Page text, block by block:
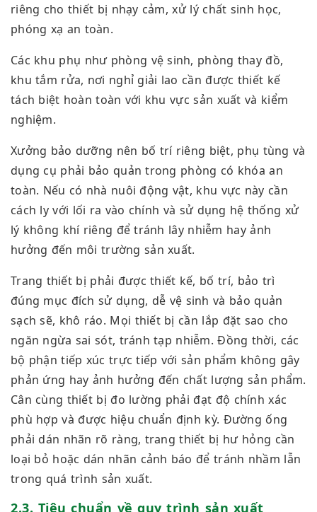
riêng cho thiết bị nhạy cảm, xử lý chất sinh học,
phóng xạ an toàn.
Các khu phụ như phòng vệ sinh, phòng thay đồ,
khu tắm rửa, nơi nghỉ giải lao cần được thiết kế
tách biệt hoàn toàn với khu vực sản xuất và kiểm
nghiệm.
Xưởng bảo dưỡng nên bố trí riêng biệt, phụ tùng và
dụng cụ phải bảo quản trong phòng có khóa an
toàn. Nếu có nhà nuôi động vật, khu vực này cần
cách ly với lối ra vào chính và sử dụng hệ thống xử
lý không khí riêng để tránh lây nhiễm hay ảnh
hưởng đến môi trường sản xuất.
Trang thiết bị phải được thiết kế, bố trí, bảo trì
đúng mục đích sử dụng, dễ vệ sinh và bảo quản
sạch sẽ, khô ráo. Mọi thiết bị cần lắp đặt sao cho
ngăn ngừa sai sót, tránh tạp nhiễm. Đồng thời, các
bộ phận tiếp xúc trực tiếp với sản phẩm không gây
phản ứng hay ảnh hưởng đến chất lượng sản phẩm.
Cân cùng thiết bị đo lường phải đạt độ chính xác
phù hợp và được hiệu chuẩn định kỳ. Đường ống
phải dán nhãn rõ ràng, trang thiết bị hư hỏng cần
loại bỏ hoặc dán nhãn cảnh báo để tránh nhầm lẫn
trong quá trình sản xuất.
2.3. Tiêu chuẩn về quy trình sản xuất